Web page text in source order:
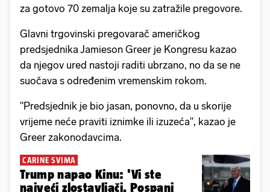
za gotovo 70 zemalja koje su zatražile pregovore.
Glavni trgovinski pregovarač američkog
predsjednika Jamieson Greer je Kongresu kazao
da njegov ured nastoji raditi ubrzano, no da se ne
suočava s određenim vremenskim rokom.
"Predsjednik je bio jasan, ponovno, da u skorije
vrijeme neće praviti iznimke ili izuzeća", kazao je
Greer zakonodavcima.
CARINE SVIMA
Trump napao Kinu: 'Vi ste
najveći zlostavljači. Pospani